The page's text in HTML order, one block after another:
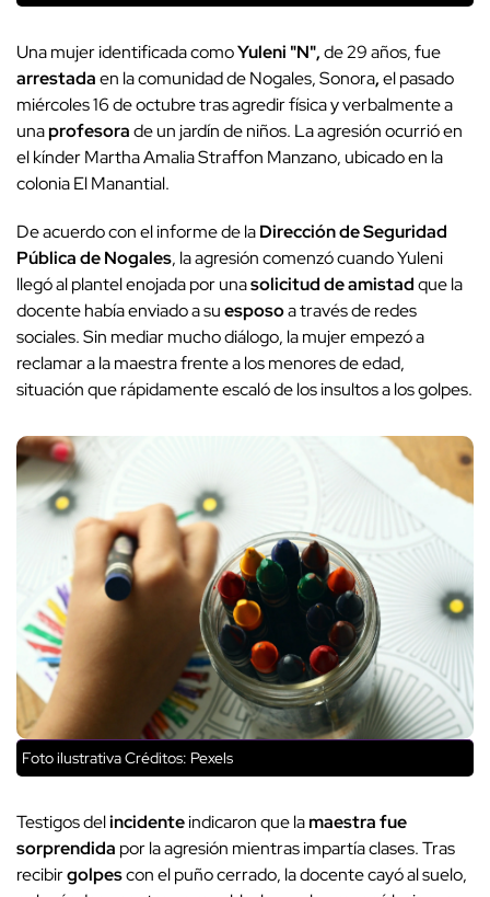
Una mujer identificada comoYuleni "N",de 29 años, fue
arrestadaen la comunidad de Nogales, Sonora,el pasado
miércoles 16 de octubre tras agredir física y verbalmente a
unaprofesorade un jardín de niños. La agresión ocurrió en
el kínder Martha Amalia Straffon Manzano, ubicado en la
colonia El Manantial.
De acuerdo con el informe de laDirección de Seguridad
Pública de Nogales, la agresión comenzó cuando Yuleni
llegó al plantel enojada por unasolicitud de amistadque la
docente había enviado a suesposoa través de redes
sociales. Sin mediar mucho diálogo, la mujer empezó a
reclamar a la maestra frente a los menores de edad,
situación que rápidamente escaló de los insultos a los golpes.
Foto ilustrativaCréditos: Pexels
Testigos delincidenteindicaron que lamaestra fue
sorprendida por la agresión mientras impartía clases. Tras
recibirgolpescon el puño cerrado, la docente cayó al suelo,